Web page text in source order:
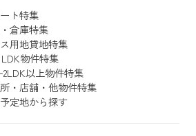
ト特集
倉庫特集
用地貸地特集
物件特集
以上物件特集
・店舗・他物件特集
定地から探す